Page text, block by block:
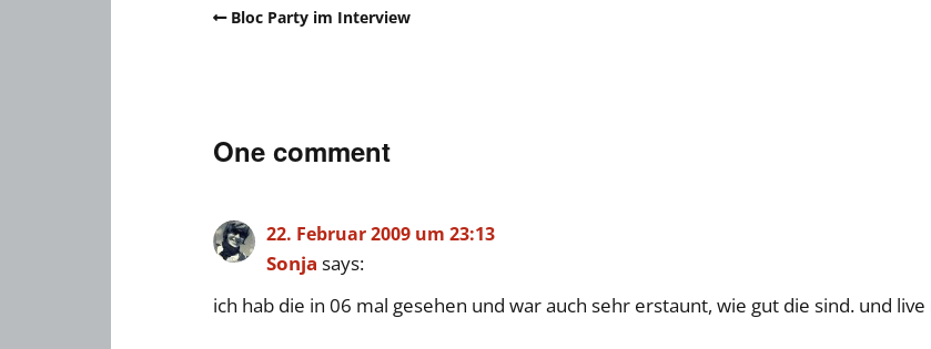
Bloc Party im Interview
One comment
22. Februar 2009 um 23:13
Sonja says:
ich hab die in 06 mal gesehen und war auch sehr erstaunt, wie gut die sind. und